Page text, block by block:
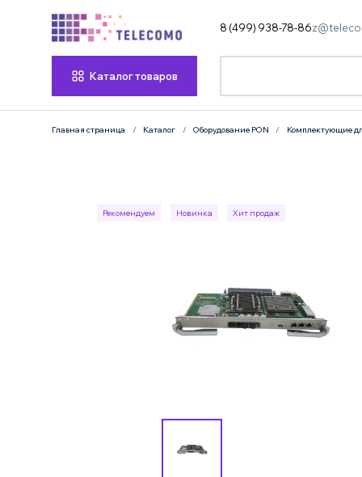
8 (499) 938-78-86
Каталог товаров
Главная страница Каталог Оборудование PON Комплектующие
Рекомендуем Новинка Хит продаж